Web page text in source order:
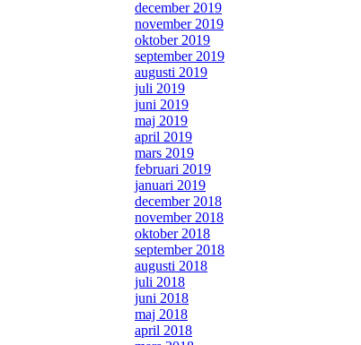
december 2019
november 2019
oktober 2019
september 2019
augusti 2019
juli 2019
juni 2019
maj 2019
april 2019
mars 2019
februari 2019
januari 2019
december 2018
november 2018
oktober 2018
september 2018
augusti 2018
juli 2018
juni 2018
maj 2018
april 2018